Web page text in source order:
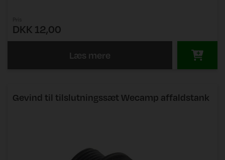
DKK 12,00
Læs mere
Gevind til tilslutningssæt Wecamp affaldstank